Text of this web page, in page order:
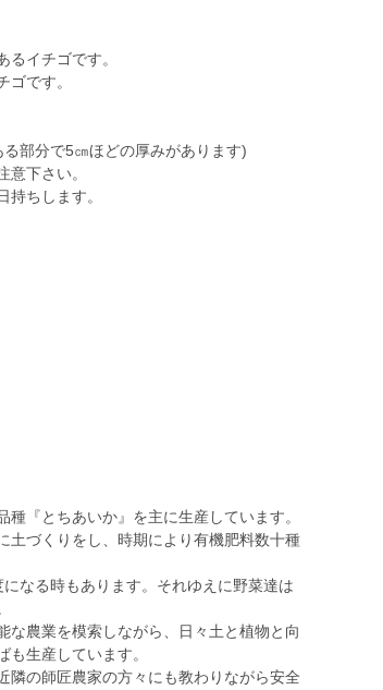
イチゴです。
です。
部分で5㎝ほどの厚みがあります)
下さい。
ちします。
『とちあいか』を主に生産しています。
土づくりをし、時期により有機肥料数十種
なる時もあります。それゆえに野菜達は
な農業を模索しながら、日々土と植物と向
生産しています。
隣の師匠農家の方々にも教わりながら安全